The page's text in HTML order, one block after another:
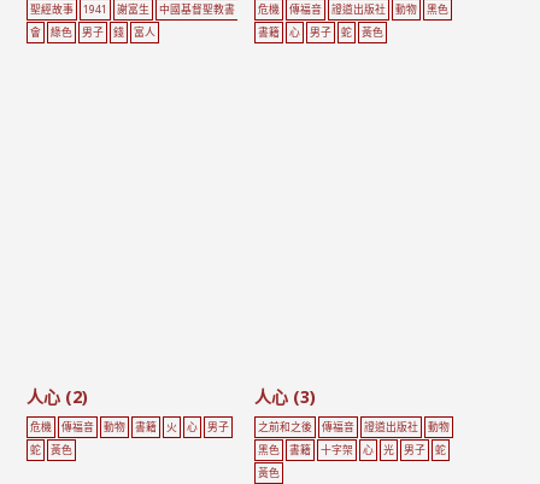
聖經故事 1941 謝富生
中國基督聖教書
會
綠色 男子 錢 富人
危機 傳福音 證道出版社 動物
黑色
書籍
心 男子 蛇 黃色
人心 (2)
危機 傳福音 動物 書籍 火 心
男子
蛇
黃色
人心 (3)
之前和之後 傳福音 證道出版社
動物
黑色
書籍 十字架 心 光 男子
蛇
黃色